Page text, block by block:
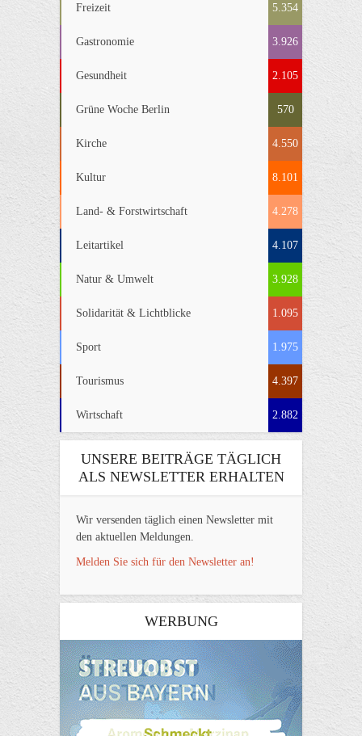
Freizeit 5.354
Gastronomie 3.926
Gesundheit 2.105
Grüne Woche Berlin 570
Kirche 4.550
Kultur 8.101
Land- & Forstwirtschaft 4.278
Leitartikel 4.107
Natur & Umwelt 3.928
Solidarität & Lichtblicke 1.095
Sport 1.975
Tourismus 4.397
Wirtschaft 2.882
UNSERE BEITRÄGE TÄGLICH
ALS NEWSLETTER ERHALTEN
Wir versenden täglich einen Newsletter mit
den aktuellen Meldungen.
Melden Sie sich für den Newsletter an!
WERBUNG